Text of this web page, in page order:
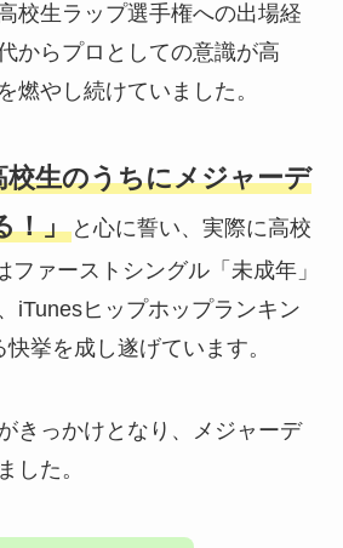
校生ラップ選手権への出場経
からプロとしての意識が高
燃やし続けていました。
校生のうちにメジャーデ
！」と心に誓い、実際に高校
ファーストシングル「未成年」
iTunesヒップホップランキン
挙を成し遂げています。
きっかけとなり、メジャーデ
した。